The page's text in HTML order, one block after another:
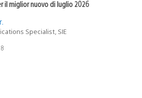
il miglior nuovo di luglio 2026
Specialist, SIE
8